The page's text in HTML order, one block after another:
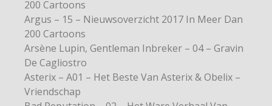
200 Cartoons
Argus – 15 – Nieuwsoverzicht 2017 In Meer Dan
200 Cartoons
Arsène Lupin, Gentleman Inbreker – 04 – Gravin
De Cagliostro
Asterix – A01 – Het Beste Van Asterix & Obelix –
Vriendschap